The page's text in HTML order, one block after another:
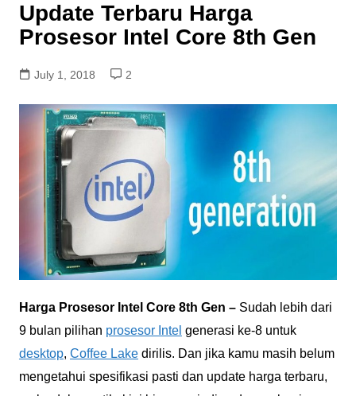
Update Terbaru Harga
Prosesor Intel Core 8th Gen
July 1, 2018 2
Harga Prosesor Intel Core 8th Gen – Sudah lebih dari
9 bulan pilihan prosesor Intel generasi ke-8 untuk
desktop, Coffee Lakedirilis. Dan jika kamu masih belum
mengetahui spesifikasi pasti dan update harga terbaru,